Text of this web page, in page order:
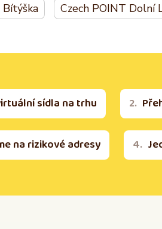
Bítýška Czech POINT Dolní
sídla na trhu
na rizikové adresy